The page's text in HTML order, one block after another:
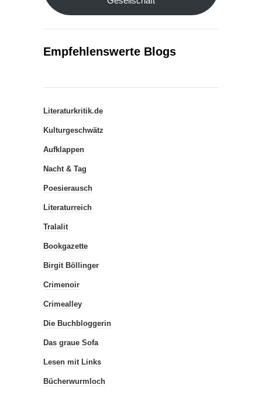
Empfehlenswerte Blogs
Literaturkritik.de
Kulturgeschwätz
Aufklappen
Nacht & Tag
Poesierausch
Literaturreich
Tralalit
Bookgazette
Birgit Böllinger
Crimenoir
Crimealley
Die Buchbloggerin
Das graue Sofa
Lesen mit Links
Bücherwurmloch